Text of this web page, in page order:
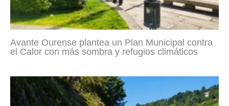
Avante Ourense plantea un Plan Municipal contra
el Calor con más sombra y refugios climáticos